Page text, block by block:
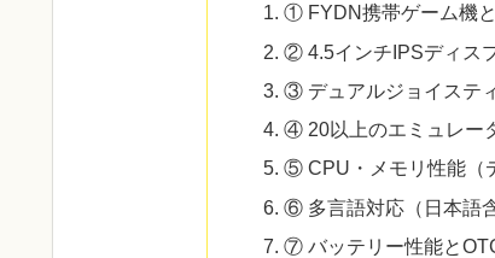
① FYDN携帯ゲーム機
② 4.5インチIPSディス
③ デュアルジョイステ
④ 20以上のエミュレー
⑤ CPU・メモリ性能（
⑥ 多言語対応（日本語
⑦ バッテリー性能と